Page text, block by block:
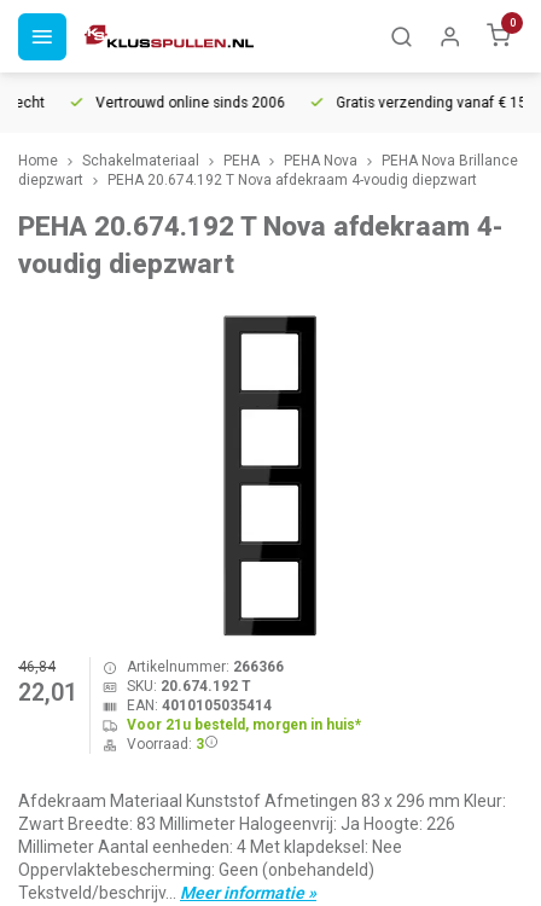
0
Vertrouwd online sinds 2006 Gratis verzending vanaf € 150
Home Schakelmateriaal PEHA PEHA Nova
PEHA Nova Brillance
diepzwart
PEHA 20.674.192 T Nova afdekraam 4-voudig diepzwart
PEHA 20.674.192 T Nova afdekraam 4-
voudig diepzwart
46,84
22,01
Artikelnummer: 266366
SKU: 20.674.192 T
EAN: 4010105035414
Voor 21u besteld, morgen in huis*
Voorraad: 3
Afdekraam Materiaal Kunststof Afmetingen 83 x 296 mm Kleur:
Zwart Breedte: 83 Millimeter Halogeenvrij: Ja Hoogte: 226
Millimeter Aantal eenheden: 4 Met klapdeksel: Nee
Oppervlaktebescherming: Geen (onbehandeld)
Tekstveld/beschrijv... Meer informatie »